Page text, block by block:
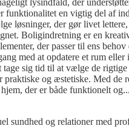
funktionalitet en vigtig del af
løsninger, der gør livet lettere,
Boligindretning er en
der passer til ens behov
med at opdatere et rum eller
tage sig tid til at vælge de rigtige
praktiske og æstetiske. Med de
der er både funktionelt og...